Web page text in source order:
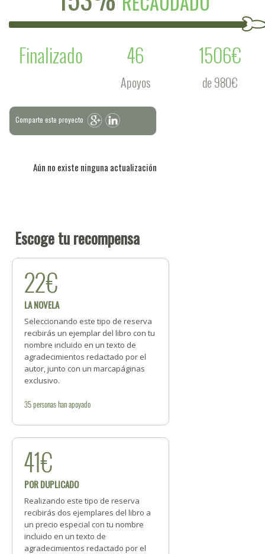
Finalizado
46
Apoyos
1506€
de 980€
Comparte este proyecto
Aún no existe ninguna actualización
Escoge tu recompensa
22€
LA NOVELA
Seleccionando este tipo de reserva
recibirás un ejemplar del libro con tu
nombre incluido en un texto de
agradecimientos redactado por el
autor, junto con un marcapáginas
exclusivo.
35personashan apoyado
41€
POR DUPLICADO
Realizando este tipo de reserva
recibirás dos ejemplares del libro a
un precio especial con tu nombre
incluido en un texto de
agradecimientos redactado por el